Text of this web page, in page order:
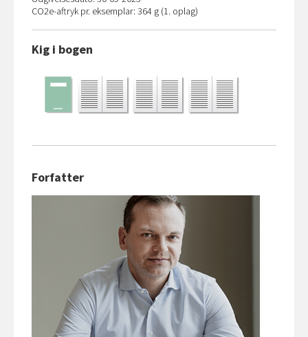
CO2e-aftryk pr. eksemplar: 364 g (1. oplag)
Kig i bogen
Forfatter